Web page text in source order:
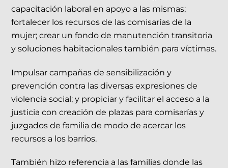
capacitación laboral en apoyo a las mismas;
fortalecer los recursos de las comisarías de la
mujer; crear un fondo de manutención transitoria
y soluciones habitacionales también para víctimas.
Impulsar campañas de sensibilización y
prevención contra las diversas expresiones de
violencia social; y propiciar y facilitar el acceso a la
justicia con creación de plazas para comisarías y
juzgados de familia de modo de acercar los
recursos a los barrios.
También hizo referencia a las familias donde las